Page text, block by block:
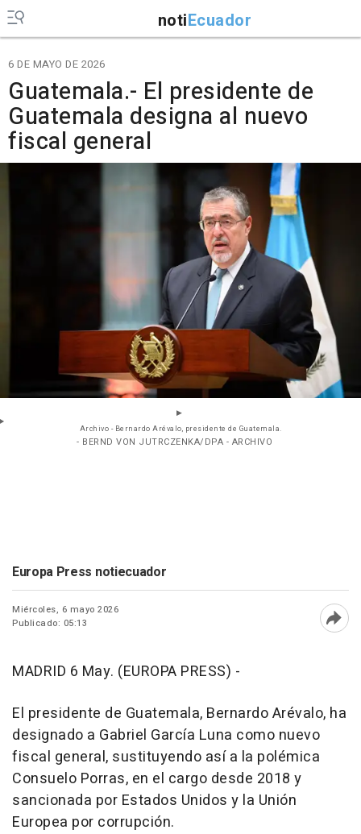
notiEcuador
6 DE MAYO DE 2026
Guatemala.- El presidente de
Guatemala designa al nuevo
fiscal general
Archivo - Bernardo Arévalo, presidente de Guatemala.
- BERND VON JUTRCZENKA/DPA - ARCHIVO
Europa Press notiecuador
Miércoles, 6 mayo 2026
Publicado: 05:13
MADRID 6 May. (EUROPA PRESS) -
El presidente de Guatemala, Bernardo Arévalo, ha
designado a Gabriel García Luna como nuevo
fiscal general, sustituyendo así a la polémica
Consuelo Porras, en el cargo desde 2018 y
sancionada por Estados Unidos y la Unión
Europea por corrupción.